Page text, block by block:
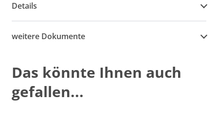
Details
weitere Dokumente
Das könnte Ihnen auch
gefallen...